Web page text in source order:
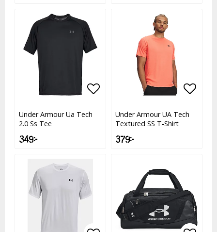
Lägg till i favoritlistan
Lägg till i favoritlistan
Under Armour Ua Tech
2.0 Ss Tee
349 kr
Under Armour UA Tech
Textured SS T-Shirt
379 kr